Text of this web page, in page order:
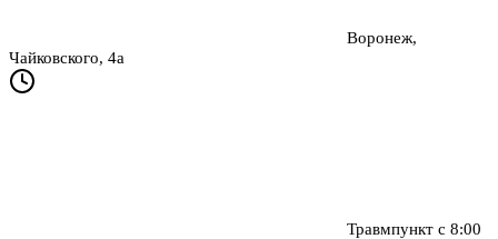
Воронеж,
Чайковского, 4а
Травмпункт с 8:00